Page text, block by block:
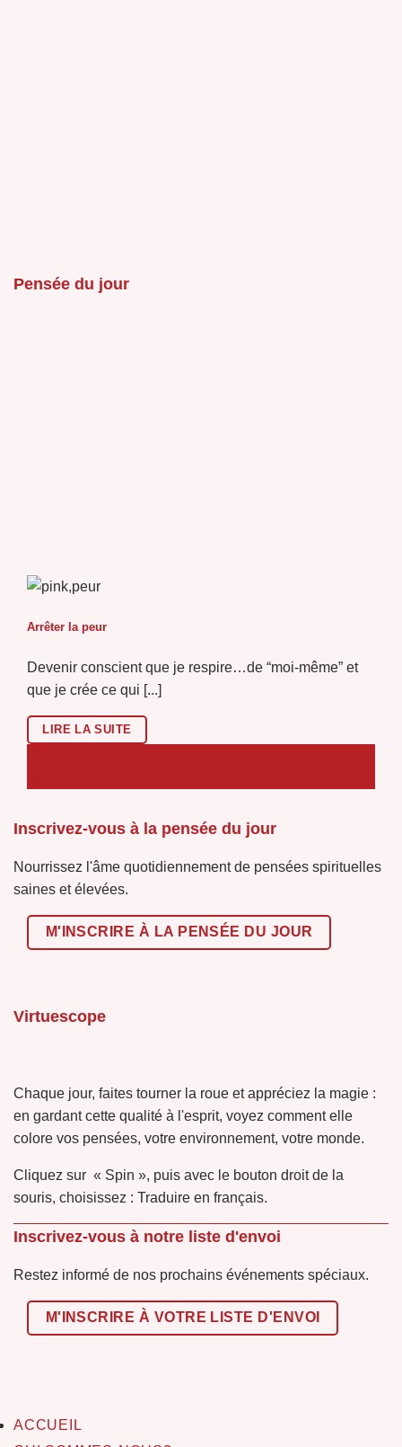
Pensée du jour
Arrêter la peur
Devenir conscient que je respire…de “moi-même” et
que je crée ce qui [...]
LIRE LA SUITE
Inscrivez-vous à la pensée du jour
Nourrissez l'âme quotidiennement de pensées spirituelles
saines et élevées.
M'INSCRIRE À LA PENSÉE DU JOUR
Virtuescope
Chaque jour, faites tourner la roue et appréciez la magie :
en gardant cette qualité à l'esprit, voyez comment elle
colore vos pensées, votre environnement, votre monde.
Cliquez sur « Spin », puis avec le bouton droit de la
souris, choisissez : Traduire en français.
Inscrivez-vous à notre liste d'envoi
Restez informé de nos prochains événements spéciaux.
M'INSCRIRE À VOTRE LISTE D'ENVOI
ACCUEIL